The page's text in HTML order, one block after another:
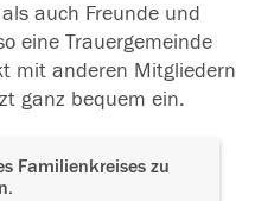
auch Freunde und
eine Trauergemeinde
mit anderen Mitgliedern
ganz bequem ein.
Familienkreises zu